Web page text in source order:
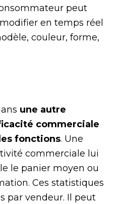
peut
en temps réel
couleur, forme,
une autre
commerciale
fonctions. Une
commerciale lui
le panier moyen ou
Ces statistiques
par vendeur. Il peut